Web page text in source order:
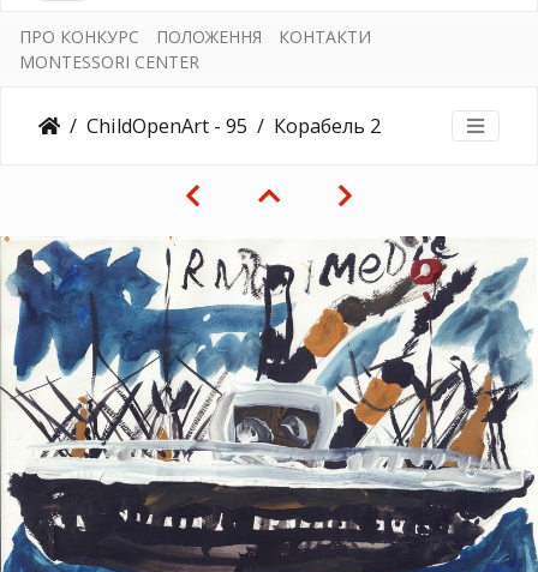
ПРО КОНКУРС ПОЛОЖЕННЯ
КОНТАКТИ
MONTESSORI CENTER
ChildOpenArt - 95 Корабель 2